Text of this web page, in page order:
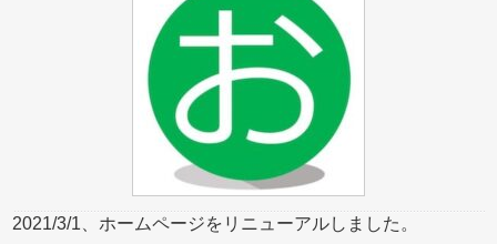
2021/3/1、ホームページをリニューアルしました。